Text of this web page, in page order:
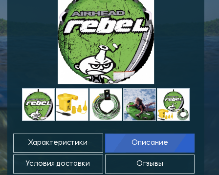
Характеристики Описание
Условия доставки Отзывы